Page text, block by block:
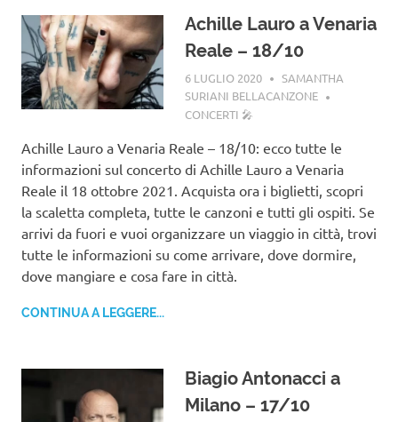
Achille Lauro a Venaria
Reale – 18/10
6 LUGLIO 2020
SAMANTHA
SURIANI BELLACANZONE
CONCERTI 🎤
Achille Lauro a Venaria Reale – 18/10: ecco tutte le
informazioni sul concerto di Achille Lauro a Venaria
Reale il 18 ottobre 2021. Acquista ora i biglietti, scopri
la scaletta completa, tutte le canzoni e tutti gli ospiti. Se
arrivi da fuori e vuoi organizzare un viaggio in città, trovi
tutte le informazioni su come arrivare, dove dormire,
dove mangiare e cosa fare in città.
CONTINUA A LEGGERE...
Biagio Antonacci a
Milano – 17/10